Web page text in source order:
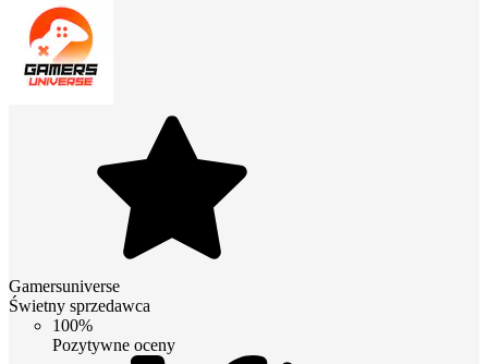
Gamersuniverse
Świetny sprzedawca
100%
Pozytywne oceny